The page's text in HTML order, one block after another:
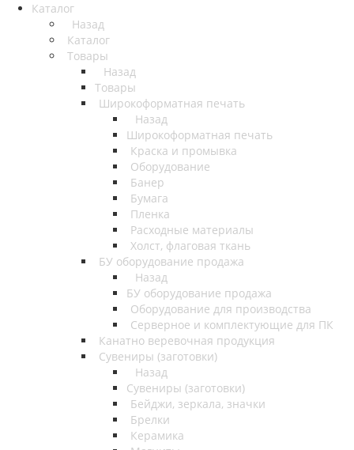
Каталог
Назад
Каталог
Товары
Назад
Товары
Широкоформатная печать
Назад
Широкоформатная печать
Краска и промывка
Оборудование
Банер
Бумага
Пленка
Расходные материалы
Холст, флаговая ткань
БУ оборудование продажа
Назад
БУ оборудование продажа
Оборудование для производства
Серверное и комплектующие для ПК
Канатно веревочная продукция
Сувениры (заготовки)
Назад
Сувениры (заготовки)
Бейджи, зеркала, значки
Брелки
Керамика